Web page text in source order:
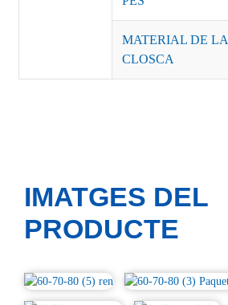
MATERIAL DE LA
CLOSCA
IMATGES DEL
PRODUCTE